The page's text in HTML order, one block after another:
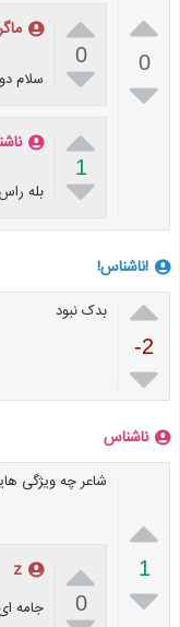

0


0
 سلام

1
 بله
!ناشناس!

-2

بدک نبود
ناشناس

1

شاعر چه ویژگی

0
z
جامه